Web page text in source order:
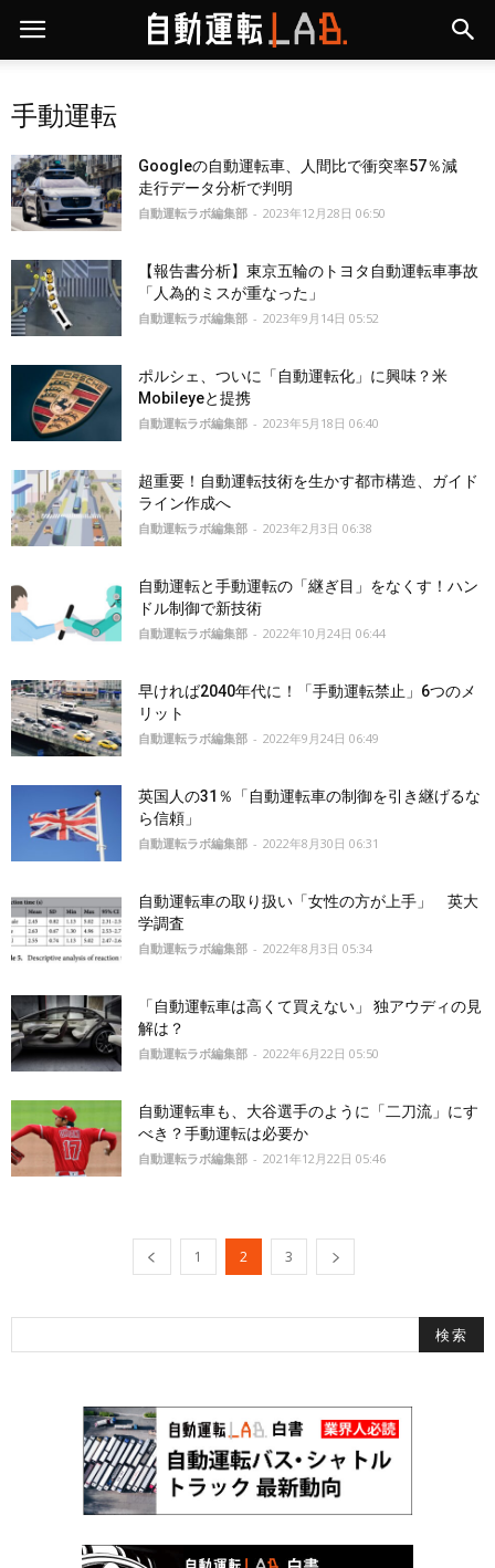
手動運転
Googleの自動運転車、人間比で衝突率57％減
走行データ分析で判明
自動運転ラボ編集部 - 2023年12月28日 06:50
【報告書分析】東京五輪のトヨタ自動運転車事故
「人為的ミスが重なった」
自動運転ラボ編集部 - 2023年9月14日 05:52
ポルシェ、ついに「自動運転化」に興味？米
Mobileyeと提携
自動運転ラボ編集部 - 2023年5月18日 06:40
超重要！自動運転技術を生かす都市構造、ガイド
ライン作成へ
自動運転ラボ編集部 - 2023年2月3日 06:38
自動運転と手動運転の「継ぎ目」をなくす！ハン
ドル制御で新技術
自動運転ラボ編集部 - 2022年10月24日 06:44
早ければ2040年代に！「手動運転禁止」6つのメ
リット
自動運転ラボ編集部 - 2022年9月24日 06:49
英国人の31％「自動運転車の制御を引き継げるな
ら信頼」
自動運転ラボ編集部 - 2022年8月30日 06:31
自動運転車の取り扱い「女性の方が上手」 英大
学調査
自動運転ラボ編集部 - 2022年8月3日 05:34
「自動運転車は高くて買えない」 独アウディの見
解は？
自動運転ラボ編集部 - 2022年6月22日 05:50
自動運転車も、大谷選手のように「二刀流」にす
べき？手動運転は必要か
自動運転ラボ編集部 - 2021年12月22日 05:46
1 2 3